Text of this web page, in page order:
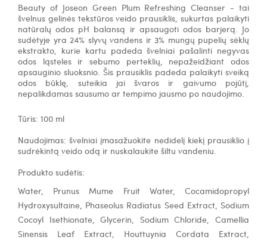
Beauty of Joseon Green Plum Refreshing Cleanser - tai
švelnus gelinės tekstūros veido prausiklis, sukurtas palaikyti
natūralų odos pH balansą ir apsaugoti odos barjerą. Jo
sudėtyje yra 24% slyvų vandens ir 3% mungų pupelių sėklų
ekstrakto, kurie kartu padeda švelniai pašalinti negyvas
odos ląsteles ir sebumo perteklių, nepažeidžiant odos
apsauginio sluoksnio. Šis prausiklis padeda palaikyti sveiką
odos būklę, suteikia jai švaros ir gaivumo pojūtį,
nepalikdamas sausumo ar tempimo jausmo po naudojimo.
Tūris: 100 ml
Naudojimas:švelniai įmasažuokite nedidelį kiekį prausiklio į
sudrėkintą veido odą ir nuskalaukite šiltu vandeniu.
Produkto sudėtis:
Water, Prunus Mume Fruit Water, Cocamidopropyl
Hydroxysultaine, Phaseolus Radiatus Seed Extract, Sodium
Cocoyl Isethionate, Glycerin, Sodium Chloride, Camellia
Sinensis Leaf Extract, Houttuynia Cordata Extract,